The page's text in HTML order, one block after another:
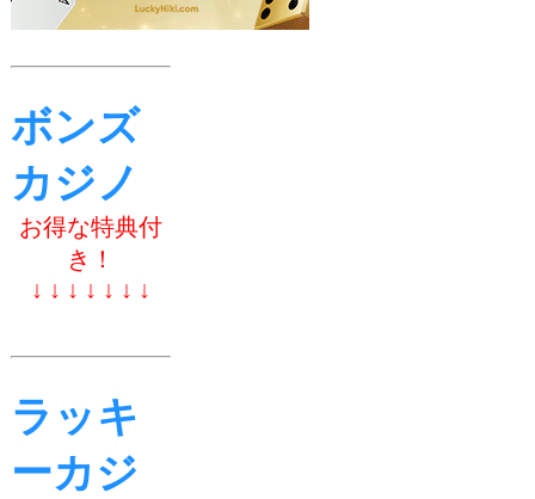
ボンズ
カジノ
お得な特典付
き！
↓ ↓ ↓ ↓ ↓ ↓ ↓
ラッキ
ーカジ